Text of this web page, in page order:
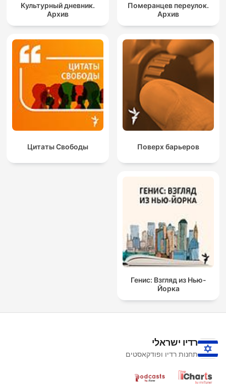
Померанцев переулок.
Архив
Культурный дневник.
Архив
Поверх барьеров
Цитаты Свободы
Генис: Взгляд из Нью-
Йорка
רדיו ישראלי
תחנות רדיו ופודקאסטים